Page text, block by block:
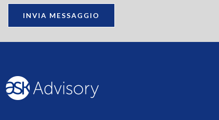
INVIA MESSAGGIO